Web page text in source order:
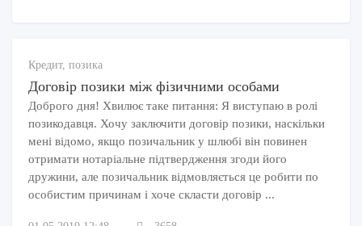
Кредит, позика
Договір позики між фізичними особами
Доброго дня! Хвилює таке питання: Я виступаю в ролі
позикодавця. Хочу заключити договір позики, наскільки
мені відомо, якщо позичальник у шлюбі він повинен
отримати нотаріальне підтвердження згоди його
дружини, але позичальник відмовляється це робити по
особистим причинам і хоче скласти договір ...